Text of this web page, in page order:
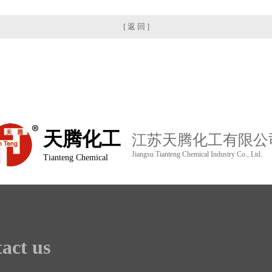
[ 返 回 ]
天腾化工
Tianteng Chemical
江苏天腾化工有限公
Jiangsu Tianteng Chemical Industry Co., Ltd.
us